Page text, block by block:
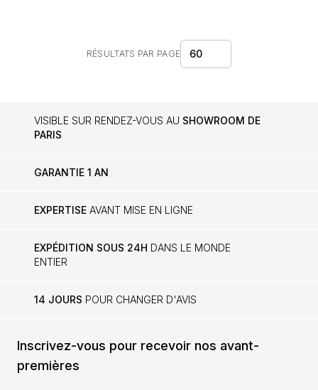
RÉSULTATS PAR PAGE 60
VISIBLE SUR RENDEZ-VOUS AU SHOWROOM DE
PARIS
GARANTIE 1 AN
EXPERTISE AVANT MISE EN LIGNE
EXPÉDITION SOUS 24H DANS LE MONDE
ENTIER
14 JOURS POUR CHANGER D'AVIS
Inscrivez-vous pour recevoir nos avant-
premières